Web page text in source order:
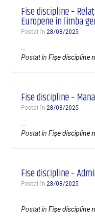
Fise discipline –
Europene in limba
Postat în28/08/2025
Postat înFișe discipline
Fise discipline –
Postat în28/08/2025
Postat înFișe discipline
Fise discipline –
Postat în28/08/2025
Postat înFișe discipline